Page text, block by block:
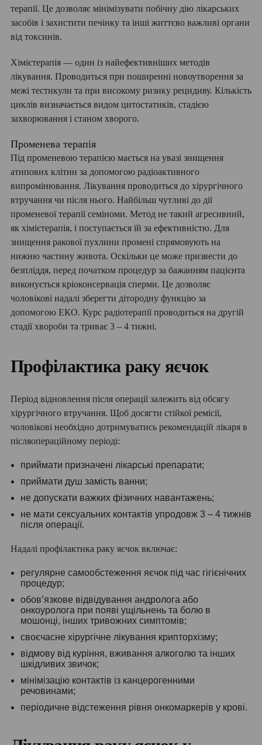
терапії. Це дозволяє мінімізувати побічну дію лікарських
засобів і захистити печінку та інші життєво важливі органи
від токсинів.
Хімієтерапія — один із найефективніших методів
лікування. Проводиться при поширенні новоутворення за
межі тестикули та при високому ризику рецидиву. Кількість
циклів визначається видом цитостатиків, стадією
захворювання і станом хворого.
Променева терапія
Під променевою терапією мається на увазі знищення
атипових клітин за допомогою радіоактивного
випромінювання. Лікування проводиться до хірургічного
втручання чи після нього. Найбільш чутливі до дії
променевої терапії семіноми. Метод не такий агресивний,
як хімієтерапія, і поступається їй за ефективністю. Для
знищення ракової пухлини промені спрямовують на
нижню частину живота. Оскільки це може призвести до
безпліддя, перед початком процедур за бажанням пацієнта
виконується кріоконсервація сперми. Це дозволяє
чоловікові надалі зберегти дітородну функцію за
допомогою ЕКО. Курс радіотерапії проводиться на другій
стадії хвороби та триває 3 – 4 тижні.
Профілактика раку яєчок
Період відновлення після операції залежить від обсягу
хірургічного втручання. Щоб досягти стійкої ремісії,
чоловікові необхідно дотримуватись рекомендацій лікаря в
післяопераційному періоді:
приймати призначені лікарські препарати;
приймати душ замість ванни;
не допускати важких фізичних навантажень;
не мати сексуальних контактів упродовж 3 – 4 тижнів
після операції.
Надалі профілактика раку яєчок включає:
регулярне самообстеження яєчок під час гігієнічних
процедур;
обов’язкове відвідування андролога або
онкоуролога при появі ущільнень та болю в
мошонці, інших тривожних симптомів;
своєчасне хірургічне лікування крипторхізму;
відмову від куріння, вживання алкоголю та інших
шкідливих звичок;
мінімізацію контактів із канцерогенними
речовинами;
періодичне відстеження рівня онкомаркерів у крові.